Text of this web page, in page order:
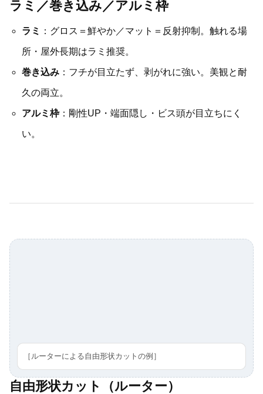
ラミ／巻き込み／アルミ枠
ラミ ：グロス＝鮮やか／マット＝反射抑制。触れる場
所・屋外長期はラミ推奨。
巻き込み：フチが目立たず、剥がれに強い。美観と耐
久の両立。
アルミ枠：剛性UP・端面隠し・ビス頭が目立ちにく
い。
［ルーターによる自由形状カットの例］
自由形状カット（ルーター）